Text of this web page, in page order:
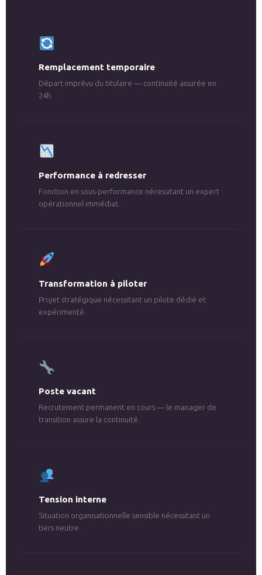
Remplacement temporaire
Départ imprévu du titulaire — continuité assurée en
24h.
Performance à redresser
Fonction en sous-performance nécessitant un expert
opérationnel immédiat.
Transformation à piloter
Projet stratégique nécessitant un pilote dédié et
expérimenté.
Poste vacant
Recrutement permanent en cours — le manager de
transition assure la continuité.
Tension interne
Situation organisationnelle sensible nécessitant un
tiers neutre.